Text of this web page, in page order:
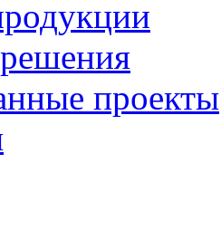
проекты